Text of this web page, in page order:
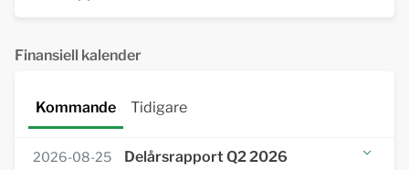
Finansiell kalender
Kommande Tidigare
2026-08-25 Delårsrapport Q2 2026